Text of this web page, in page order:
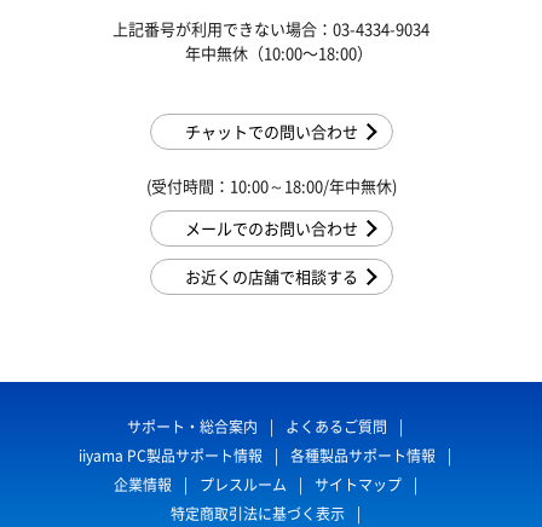
上記番号が利用できない場合：03-4334-9034
年中無休（10:00〜18:00）
チャットでの問い合わせ
(受付時間：10:00～18:00/年中無休)
メールでのお問い合わせ
お近くの店舗で相談する
サポート・総合案内
よくあるご質問
iiyama PC製品サポート情報
各種製品サポート情報
企業情報
プレスルーム
サイトマップ
特定商取引法に基づく表示